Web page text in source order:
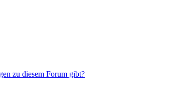
zu diesem Forum gibt?